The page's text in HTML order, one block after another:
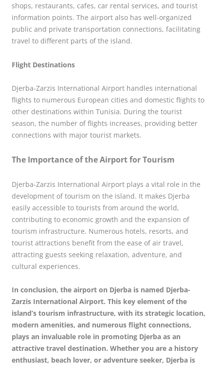
shops, restaurants, cafes, car rental services, and tourist
information points. The airport also has well-organized
public and private transportation connections, facilitating
travel to different parts of the island.
Flight Destinations
Djerba-Zarzis International Airport handles international
flights to numerous European cities and domestic flights to
other destinations within Tunisia. During the tourist
season, the number of flights increases, providing better
connections with major tourist markets.
The Importance of the Airport for Tourism
Djerba-Zarzis International Airport plays a vital role in the
development of tourism on the island. It makes Djerba
easily accessible to tourists from around the world,
contributing to economic growth and the expansion of
tourism infrastructure. Numerous hotels, resorts, and
tourist attractions benefit from the ease of air travel,
attracting guests seeking relaxation, adventure, and
cultural experiences.
In conclusion, the airport on Djerba is named Djerba-
Zarzis International Airport. This key element of the
island’s tourism infrastructure, with its strategic location,
modern amenities, and numerous flight connections,
plays an invaluable role in promoting Djerba as an
attractive travel destination. Whether you are a history
enthusiast, beach lover, or adventure seeker, Djerba is